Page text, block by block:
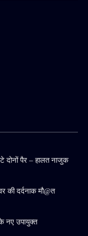
दोनों पैर – हालत नाजुक
की दर्दनाक मौ@त
नए उपायुक्त